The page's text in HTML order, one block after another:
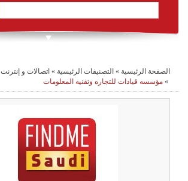
الصفحة الرئيسية » التصنيفات الرئيسية » اتصالات و إنترنت
» مؤسسه قيادات للتجاره وتقنيه المعلومات